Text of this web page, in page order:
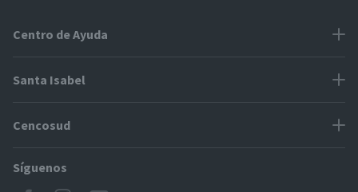
Centro de Ayuda
Problemas con tu pedido
Cómo modificar mis datos
Modos de entrega y cobertura
Santa Isabel
Proveedores
Cencosud
Paris
Síguenos